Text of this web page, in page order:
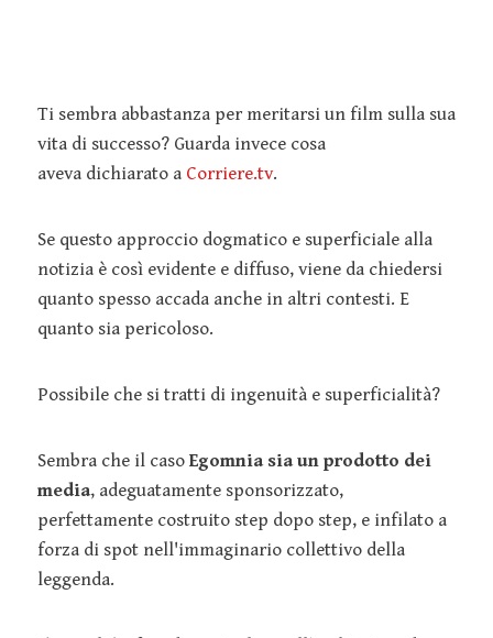
Ti sembra abbastanza per meritarsi un film sulla sua
vita di successo? Guarda invece cosa
aveva dichiarato a Corriere.tv.
Se questo approccio dogmatico e superficiale alla
notizia è così evidente e diffuso, viene da chiedersi
quanto spesso accada anche in altri contesti. E
quanto sia pericoloso.
Possibile che si tratti di ingenuità e superficialità?
Sembra che il caso Egomnia sia un prodotto dei
media, adeguatamente sponsorizzato,
perfettamente costruito step dopo step, e infilato a
forza di spot nell'immaginario collettivo della
leggenda.